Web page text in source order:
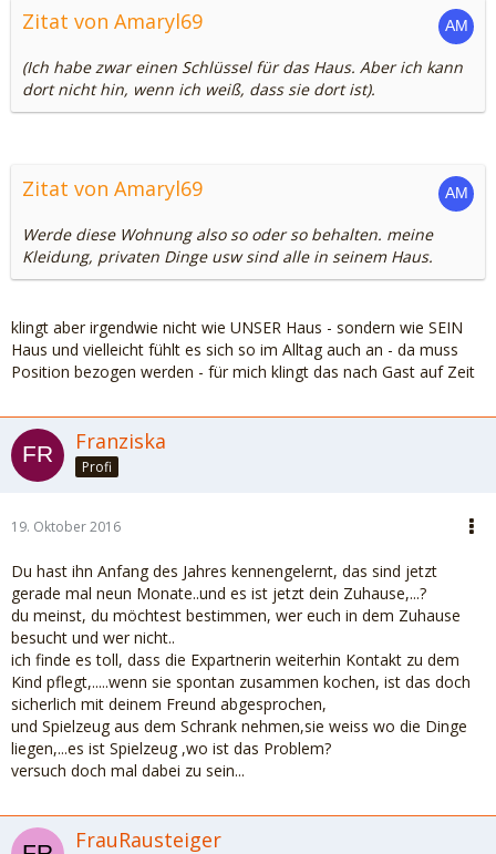
Zitat von Amaryl69
(Ich habe zwar einen Schlüssel für das Haus. Aber ich kann
dort nicht hin, wenn ich weiß, dass sie dort ist).
Zitat von Amaryl69
Werde diese Wohnung also so oder so behalten. meine
Kleidung, privaten Dinge usw sind alle in seinem Haus.
klingt aber irgendwie nicht wie UNSER Haus - sondern wie SEIN
Haus und vielleicht fühlt es sich so im Alltag auch an - da muss
Position bezogen werden - für mich klingt das nach Gast auf Zeit
Franziska
Profi
19. Oktober 2016
Du hast ihn Anfang des Jahres kennengelernt, das sind jetzt
gerade mal neun Monate..und es ist jetzt dein Zuhause,...?
du meinst, du möchtest bestimmen, wer euch in dem Zuhause
besucht und wer nicht..
ich finde es toll, dass die Expartnerin weiterhin Kontakt zu dem
Kind pflegt,.....wenn sie spontan zusammen kochen, ist das doch
sicherlich mit deinem Freund abgesprochen,
und Spielzeug aus dem Schrank nehmen,sie weiss wo die Dinge
liegen,...es ist Spielzeug ,wo ist das Problem?
versuch doch mal dabei zu sein...
FrauRausteiger